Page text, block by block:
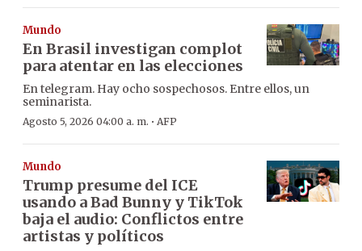
Mundo
En Brasil investigan complot
para atentar en las elecciones
En telegram. Hay ocho sospechosos. Entre ellos, un
seminarista.
Agosto 5, 2026 04:00 a. m. · AFP
Mundo
Trump presume del ICE
usando a Bad Bunny y TikTok
baja el audio: Conflictos entre
artistas y políticos